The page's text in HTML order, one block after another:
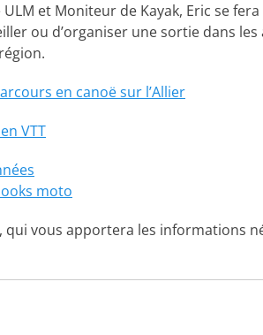
ULM et Moniteur de Kayak, Eric se
ou d’organiser une sortie dans
rs en canoësur l’Allier
VTT
moto
qui vous apportera les informations